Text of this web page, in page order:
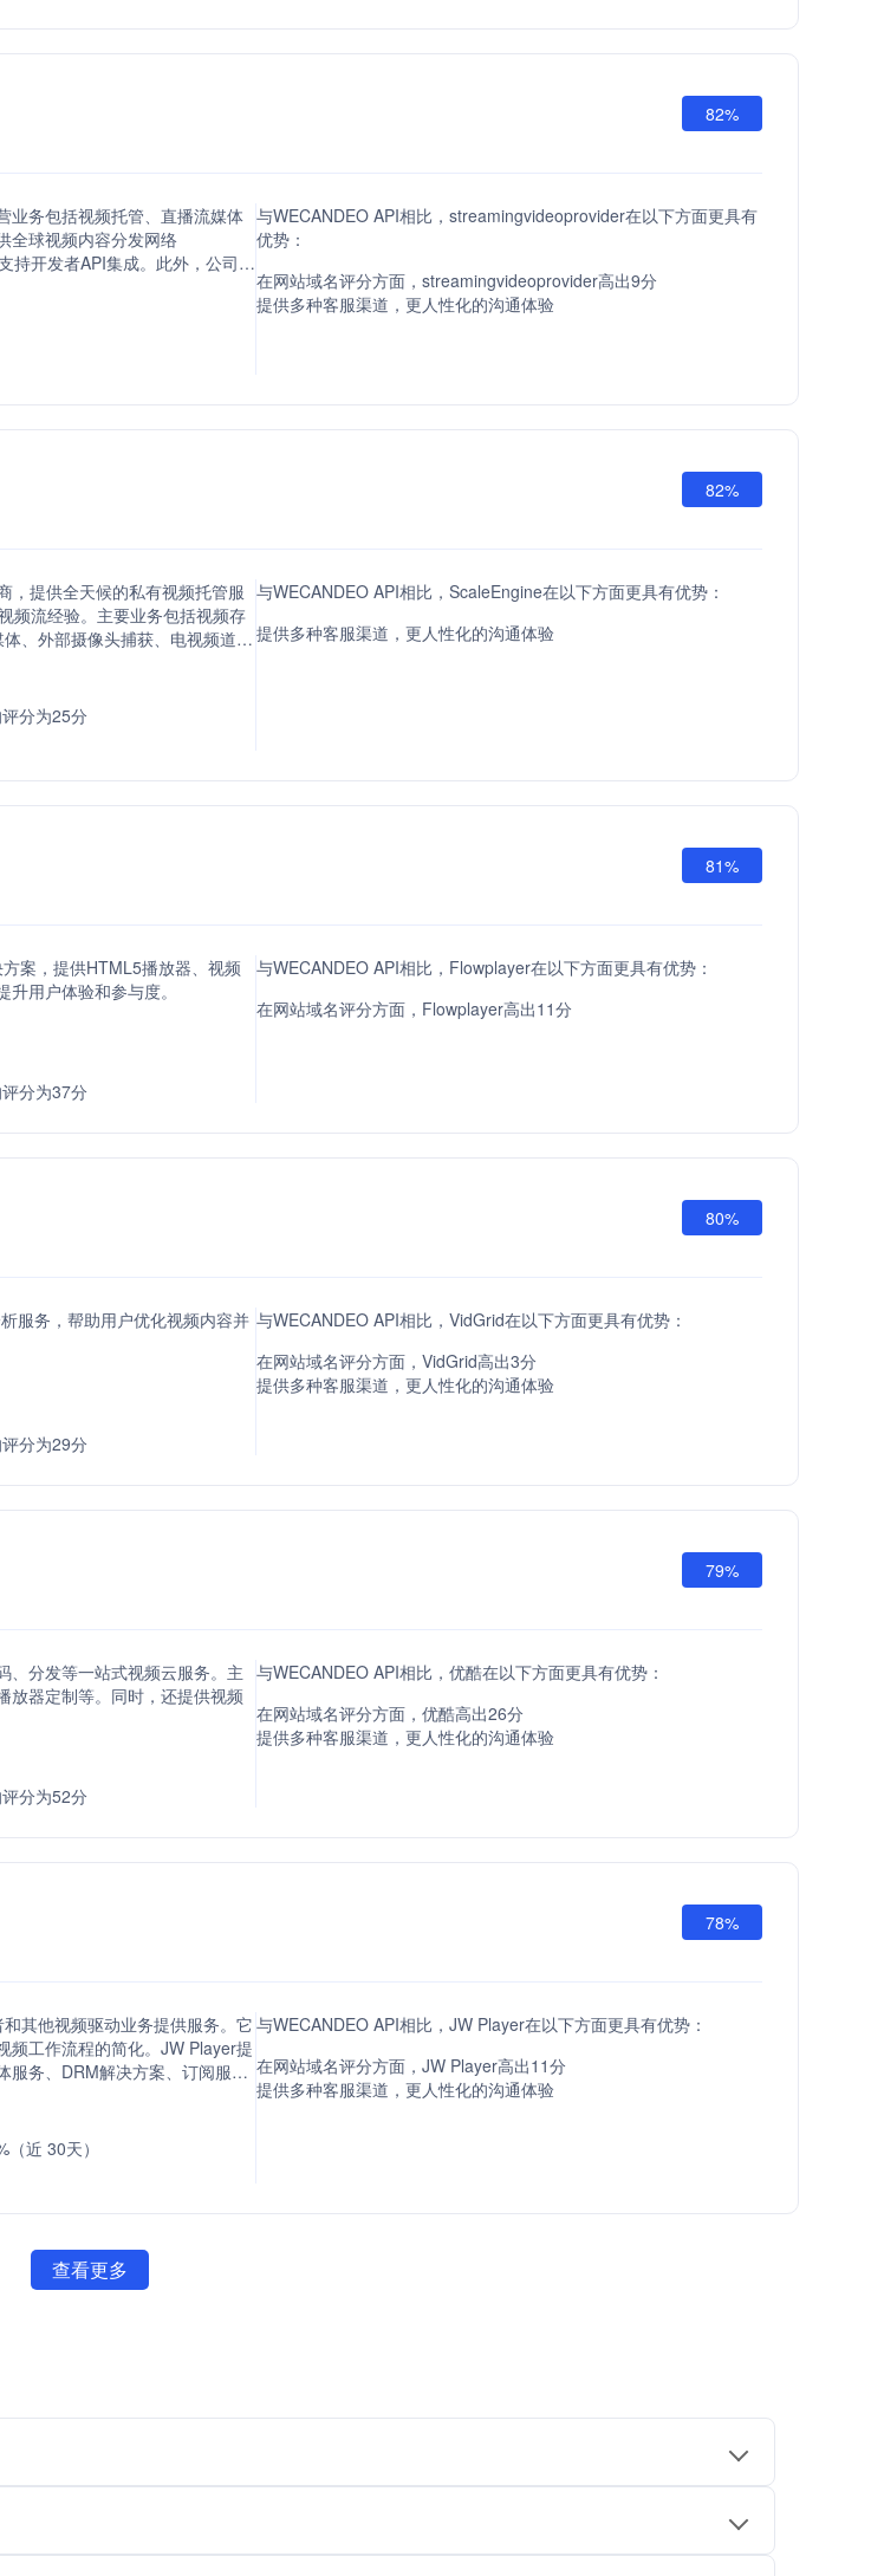
82%
业务包括视频托管、直播流媒体
全球视频内容分发网络
持开发者API集成。此外，公司还
与WECANDEO API相比，streamingvideoprovider在以下方面更具有
优势：
在网站域名评分方面，streamingvideoprovider高出9分
提供多种客服渠道，更人性化的沟通体验
82%
，提供全天候的私有视频托管服
频流经验。主要业务包括视频存
、外部摄像头捕获、电视频道生
分为25分
与WECANDEO API相比，ScaleEngine在以下方面更具有优势：
提供多种客服渠道，更人性化的沟通体验
81%
案，提供HTML5播放器、视频
用户体验和参与度。
分为37分
与WECANDEO API相比，Flowplayer在以下方面更具有优势：
在网站域名评分方面，Flowplayer高出11分
80%
服务，帮助用户优化视频内容并
分为29分
与WECANDEO API相比，VidGrid在以下方面更具有优势：
在网站域名评分方面，VidGrid高出3分
提供多种客服渠道，更人性化的沟通体验
79%
、分发等一站式视频云服务。主
放器定制等。同时，还提供视频
分为52分
与WECANDEO API相比，优酷在以下方面更具有优势：
在网站域名评分方面，优酷高出26分
提供多种客服渠道，更人性化的沟通体验
78%
其他视频驱动业务提供服务。它
频工作流程的简化。JW Player提
服务、DRM解决方案、订阅服务
近 30天）
与WECANDEO API相比，JW Player在以下方面更具有优势：
在网站域名评分方面，JW Player高出11分
提供多种客服渠道，更人性化的沟通体验
查看更多